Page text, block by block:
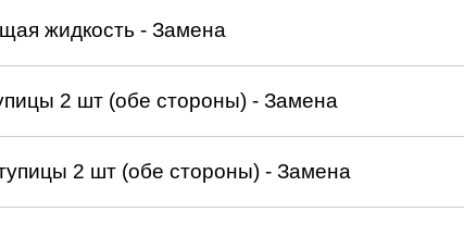
жидкость - Замена
2 шт (обе стороны) - Замена
2 шт (обе стороны) - Замена